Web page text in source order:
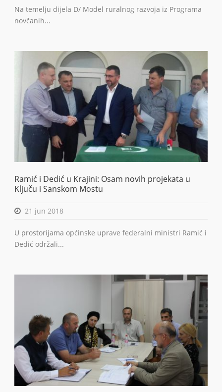
Na temelju dijela D/ Model ruralnog razvoja iz Programa
novčanih...
Ramić i Dedić u Krajini: Osam novih projekata u
Ključu i Sanskom Mostu
21 jun 2018
U prostorijama općinske uprave federalni ministri Ramić i
Dedić održali...